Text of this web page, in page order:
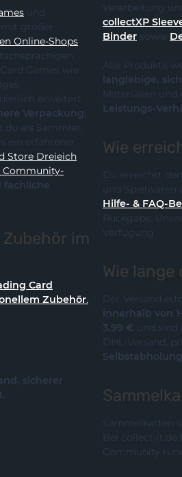
und
mit großer
Online-Shops
relevante Trading Card Games wie
Card Store Dreieich
Zubehör im
Card
professionellem Zubehör.
sicherer
Verarbeitung
collectXP
Binder sowie
Alle Produkte
langlebige,
Materialien
Leistungs-
Wie
Du erreichst den
Hilfe- & FAQ-
Rückgabe.
Verfügung.
Wie lange
Der Versand
innerhalb von
3,99 € und sind
DHL-Versand,
Sammelkarten
Bei collect-it.de
Community